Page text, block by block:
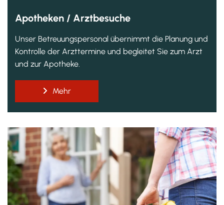
Apotheken / Arztbesuche
Unser Betreuungspersonal übernimmt die Planung und
Kontrolle der Arzttermine und begleitet Sie zum Arzt
und zur Apotheke.
Mehr